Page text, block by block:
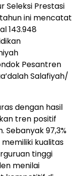
Seleksi Prestasi
ini mencatat
143.948
Pesantren
Salafiyah/
dengan hasil
tren positif
Sebanyak 97,3%
kualitas
tinggi
menilai